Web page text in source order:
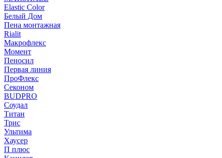
Elastic Color
Белый Дом
Пена монтажная
Rialit
Макрофлекс
Момент
Пеносил
Первая линия
ПроФлекс
Секоном
BUDPRO
Соудал
Титан
Трис
Ультима
Хаусер
П плюс